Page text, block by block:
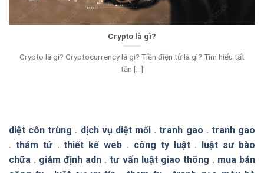
Crypto là gì?
Crypto là gì? Cryptocurrency là gì? Tiền điện tử là gì? Tìm hiểu tất
tần [...]
diệt côn trùng . dịch vụ diệt mối .tranh gao . tranh gao
. thám tử.thiết kế web . công ty luật. luật sư bào
chữa . giám định adn .tư vấn luật giao thông . mua bán